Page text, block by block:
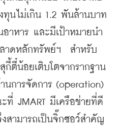
ทุนไม่เกิน 1.2 พันล้านบาท
อาหาร และมีเป้าหมายนำ
าดหลักทรัพย์ฯ  สำหรับ
กี้ตี๋น้อยเติบโตจากรากฐาน
นการจัดการ (operation)
ที่ JMART มีเครือข่ายที่ดี
สามารถเป็นจิ๊กซอว์สำคัญ